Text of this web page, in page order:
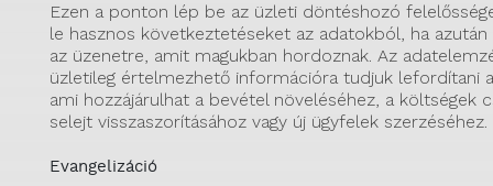
Ezen a ponton lép be az üzleti döntéshozó
le hasznos következtetéseket az adatokból, ha azután
az üzenetre, amit magukban hordoznak. Az
üzletileg értelmezhető információra tudjuk lefordítani
ami hozzájárulhat a bevétel növeléséhez, a költségek
selejt visszaszorításához vagy új ügyfelek szerzéséhez.
Evangelizáció